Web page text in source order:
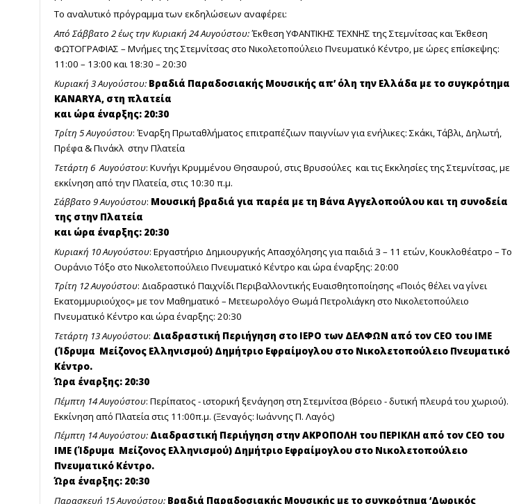
Το αναλυτικό πρόγραμμα των εκδηλώσεων αναφέρει:
Από Σάββατο 2 έως την Κυριακή 24 Αυγούστου:Έκθεση ΥΦΑΝΤΙΚΗΣ ΤΕΧΝΗΣ της Στεμνίτσας και Έκθεση
ΦΩΤΟΓΡΑΦΙΑΣ – Μνήμες της Στεμνίτσας στο Νικολετοπούλειο Πνευματικό Κέντρο, με ώρες επίσκεψης:
11:00 – 13:00 και 18:30 – 20:30
Κυριακή 3 Αυγούστου: Βραδιά Παραδοσιακής Μουσικής απ’ όλη την Ελλάδα με το συγκρότημα
KANARYA, στη πλατεία
και ώρα έναρξης: 20:30
Τρίτη 5 Αυγούστου: Έναρξη Πρωταθλήματος επιτραπέζιων παιγνίων για ενήλικες: Σκάκι, Τάβλι, Δηλωτή,
Πρέφα & Πινάκλ στην Πλατεία
Τετάρτη 6 Αυγούστου: Κυνήγι Κρυμμένου Θησαυρού, στις Βρυσούλες και τις Εκκλησίες της Στεμνίτσας, με
εκκίνηση από την Πλατεία, στις 10:30 π.μ.
Σάββατο 9 Αυγούστου: Μουσική βραδιά για παρέα με τη Βάνα Αγγελοπούλου και τη συνοδεία
της στην Πλατεία
και ώρα έναρξης: 20:30
Κυριακή 10 Αυγούστου: Εργαστήριο Δημιουργικής Απασχόλησης για παιδιά 3 – 11 ετών, Κουκλοθέατρο – Το
Ουράνιο Τόξο στο Νικολετοπούλειο Πνευματικό Κέντρο και ώρα έναρξης: 20:00
Τρίτη 12 Αυγούστου: Διαδραστικό Παιχνίδι Περιβαλλοντικής Ευαισθητοποίησης «Ποιός θέλει να γίνει
Εκατομμυριούχος» με τον Μαθηματικό – Μετεωρολόγο Θωμά Πετρολιάγκη στο Νικολετοπούλειο
Πνευματικό Κέντρο και ώρα έναρξης: 20:30
Τετάρτη 13 Αυγούστου: Διαδραστική Περιήγηση στο ΙΕΡΟ των ΔΕΛΦΩΝ από τον CEO του ΙΜΕ
(Ίδρυμα Μείζονος Ελληνισμού) Δημήτριο Εφραίμογλου στο Νικολετοπούλειο Πνευματικό
Κέντρο.
Ώρα έναρξης: 20:30
Πέμπτη 14 Αυγούστου: Περίπατος - ιστορική ξενάγηση στη Στεμνίτσα (Βόρειο - δυτική πλευρά του χωριού).
Εκκίνηση από Πλατεία στις 11:00π.μ. (Ξεναγός: Ιωάννης Π. Λαγός)
Πέμπτη 14 Αυγούστου: Διαδραστική Περιήγηση στην ΑΚΡΟΠΟΛΗ του ΠΕΡΙΚΛΗ από τον CEO του
ΙΜΕ (Ίδρυμα Μείζονος Ελληνισμού) Δημήτριο Εφραίμογλου στο Νικολετοπούλειο
Πνευματικό Κέντρο.
Ώρα έναρξης: 20:30
Παρασκευή 15 Αυγούστου: Βραδιά Παραδοσιακής Μουσικής με το συγκρότημα ‘Δωρικός